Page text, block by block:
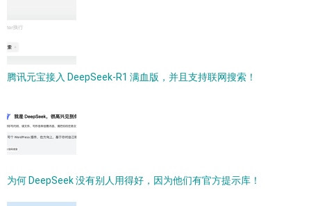
腾讯元宝接入 DeepSeek-R1 满血版，并且支持联网搜索！
为何 DeepSeek 没有别人用得好，因为他们有官方提示库！